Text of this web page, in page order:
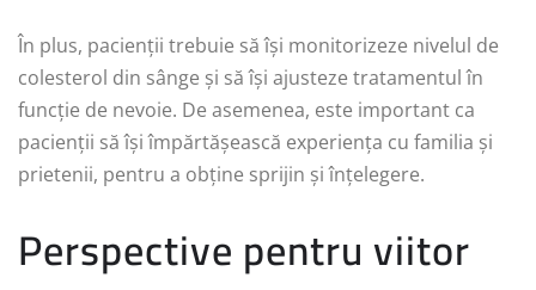
În plus, pacienții trebuie să își monitorizeze nivelul de
colesterol din sânge și să își ajusteze tratamentul în
funcție de nevoie. De asemenea, este important ca
pacienții să își împărtășească experiența cu familia și
prietenii, pentru a obține sprijin și înțelegere.
Perspective pentru viitor